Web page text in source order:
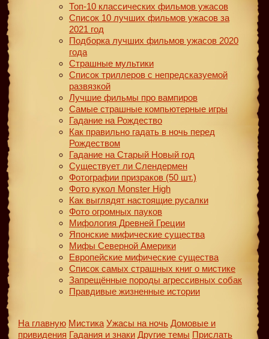
Топ-10 классических фильмов ужасов
Список 10 лучших фильмов ужасов за
2021 год
Подборка лучших фильмов ужасов 2020
года
Страшные мультики
Список триллеров с непредсказуемой
развязкой
Лучшие фильмы про вампиров
Самые страшные компьютерные игры
Гадание на Рождество
Как правильно гадать в ночь перед
Рождеством
Гадание на Старый Новый год
Существует ли Слендермен
Фотографии призраков (50 шт.)
Фото кукол Monster High
Как выглядят настоящие русалки
Фото огромных пауков
Мифология Древней Греции
Японские мифические существа
Мифы Северной Америки
Европейские мифические существа
Список самых страшных книг о мистике
Запрещённые породы агрессивных собак
Правдивые жизненные истории
На главную Мистика Ужасы на ночь Домовые и
привидения Гадания и знаки Другие темы Прислать